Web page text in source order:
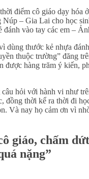
điểm cô giáo dạy hóa
– Gia Lai cho học
đánh vào tay các em –
dùng thước kẻ nhựa
thuộc trường” đăng
được hàng trăm ý kiến,
hỏi với hành vi như
đồng thời kể ra thời đi
Và nay họ cảm ơn vì
giáo, chấm
nặng”